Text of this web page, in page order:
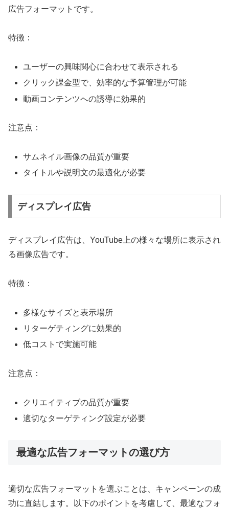
広告フォーマットです。
特徴：
ユーザーの興味関心に合わせて表示される
クリック課金型で、効率的な予算管理が可能
動画コンテンツへの誘導に効果的
注意点：
サムネイル画像の品質が重要
タイトルや説明文の最適化が必要
ディスプレイ広告
ディスプレイ広告は、YouTube上の様々な場所に表示され
る画像広告です。
特徴：
多様なサイズと表示場所
リターゲティングに効果的
低コストで実施可能
注意点：
クリエイティブの品質が重要
適切なターゲティング設定が必要
最適な広告フォーマットの選び方
適切な広告フォーマットを選ぶことは、キャンペーンの成
功に直結します。以下のポイントを考慮して、最適なフォ